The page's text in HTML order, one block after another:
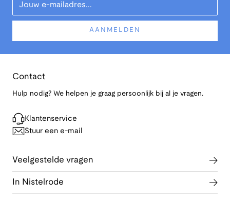
AANMELDEN
Contact
Hulp nodig? We helpen je graag persoonlijk bij al je vragen.
Klantenservice
Stuur een e-mail
Veelgestelde vragen
In Nistelrode